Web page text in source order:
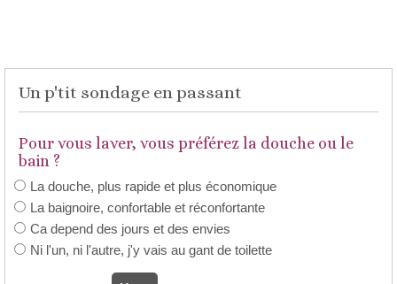
Un p'tit sondage en passant
Pour vous laver, vous préférez la douche ou le
bain ?
La douche, plus rapide et plus économique
La baignoire, confortable et réconfortante
Ca depend des jours et des envies
Ni l'un, ni l'autre, j'y vais au gant de toilette